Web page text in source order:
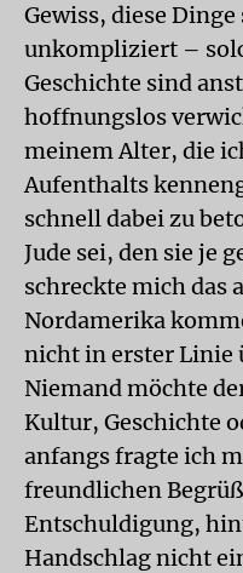
Gewiss, diese
unkompliziert –
Geschichte sind
hoffnungslos
meinem Alter, die
Aufenthalts
schnell dabei zu
Jude sei, den sie je
schreckte mich das
Nordamerika
nicht in erster Linie
Niemand möchte
Kultur, Geschichte
anfangs fragte ich
freundlichen
Entschuldigung,
Handschlag nicht